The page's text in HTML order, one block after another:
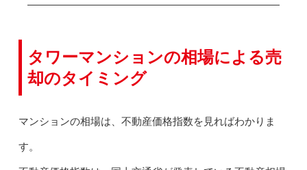
タワーマンションの相場による売
却のタイミング
マンションの相場は、不動産価格指数を見ればわかりま
す。